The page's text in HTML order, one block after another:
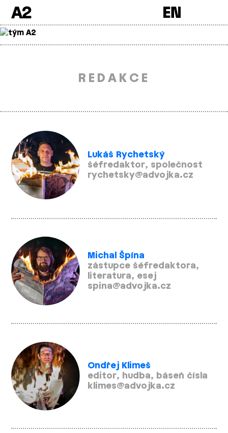
Skip
to
A2
REDAKCE
Lukáš Rychetský
šéfredaktor, společnost
rychetsky@advojka.cz
Michal Špína
zástupce šéfredaktora,
literatura, esej
spina@advojka.cz
Ondřej Klimeš
editor, hudba, báseň čísla
klimes@advojka.cz